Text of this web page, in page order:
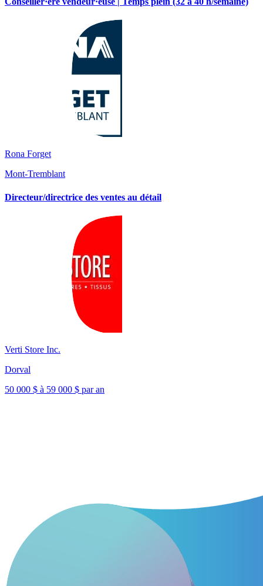
Rona Forget
Mont-Tremblant
Directeur/directrice des ventes au détail
Verti Store Inc.
Dorval
50 000 $ à 59 000 $ par an